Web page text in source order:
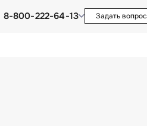
8-800-222-64-13 Задать вопрос